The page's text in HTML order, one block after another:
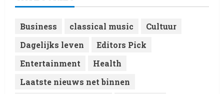
Business classical music
Cultuur
Dagelijks leven
Editors Pick
Entertainment
Health
Laatste nieuws net binnen